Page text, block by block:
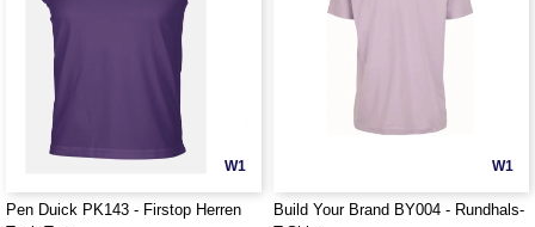
W1
Pen Duick PK143 - Firstop Herren
W1
Build Your Brand BY004 - Rundhals-